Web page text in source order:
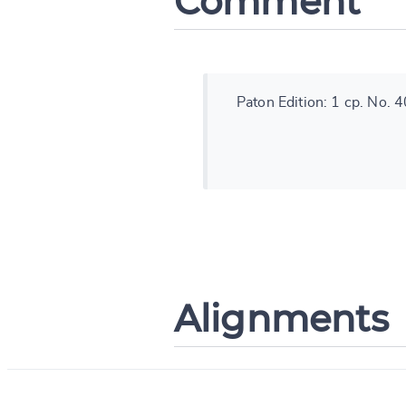
Paton Edition: 1 cp. No.
Alignments